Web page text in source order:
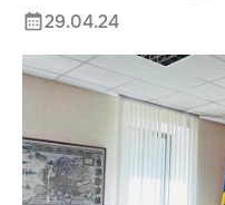
29.04.24